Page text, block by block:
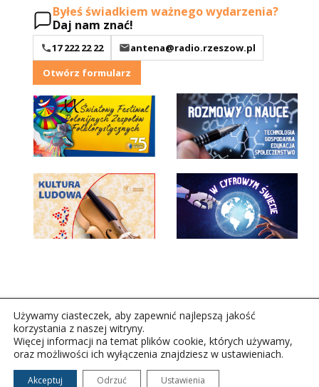
Byłeś świadkiem ważnego wydarzenia?
Daj nam znać!
17 222 22 22
antena@radio.rzeszow.pl
Otwórz formularz
Copyright © 2026Polskie Radio Rzeszów S.A. w likwidacj.
Wszelkie prawa zastrzeżone.
Używamy ciasteczek, aby zapewnić najlepszą jakość
korzystania z naszej witryny.
Więcej informacji na temat plików cookie, których używamy,
oraz możliwości ich wyłączenia znajdziesz w ustawieniach.
Akceptuj Odrzuć Ustawienia